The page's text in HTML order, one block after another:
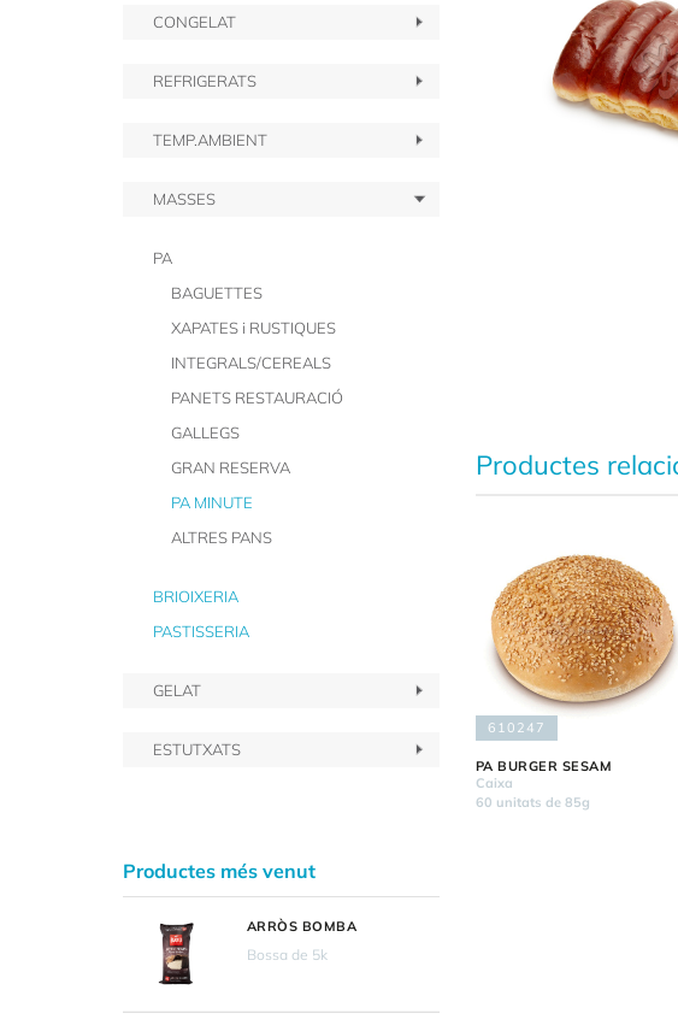
CONGELAT
REFRIGERATS
TEMP.AMBIENT
MASSES
PA
BAGUETTES
XAPATES i RUSTIQUES
INTEGRALS/CEREALS
PANETS RESTAURACIÓ
GALLEGS
GRAN RESERVA
PA MINUTE
ALTRES PANS
BRIOIXERIA
PASTISSERIA
GELAT
ESTUTXATS
Productes més venut
ARRÒS BOMBA
Bossa de 5k
Productes
610247
PA BURGER SESAM
Caixa
60 unitats de 85g